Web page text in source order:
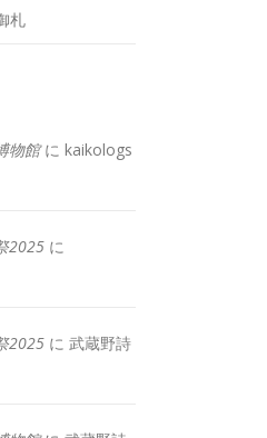
札
物館に kaikologs
2025 に
2025 に 武蔵野詩